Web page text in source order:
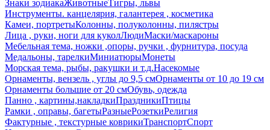
Знаки зодиакаЖивотныеТигры, львы
Инструменты. канцелярия, галантерея , косметика
Камеи, портретыКолонны, полуколонны, пилястры
Лица , руки, ноги для куколЛюдиМаски/маскароны
Мебельная тема, ножки ,опоры, ручки , фурнитура, посуда
Медальоны, тарелкиМиниатюрыМонеты
Морская тема, рыбы, ракушки и т.д.Насекомые
Орнаменты, вензель , углы до 9,5 смОрнаменты от 10 до 19 см
Орнаменты большие от 20 смОбувь, одежда
Панно , картины,накладкиПраздникиПтицы
Рамки , оправы, багетыРазныеРозеткиРелигия
Фактурные , текстурные коврикиТранспортСпорт